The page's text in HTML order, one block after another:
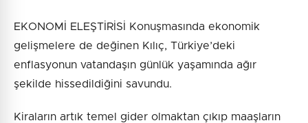
EKONOMİ ELEŞTİRİSİ Konuşmasında ekonomik
gelişmelere de değinen Kılıç, Türkiye’deki
enflasyonun vatandaşın günlük yaşamında ağır
şekilde hissedildiğini savundu.
Kiraların artık temel gider olmaktan çıkıp maaşların